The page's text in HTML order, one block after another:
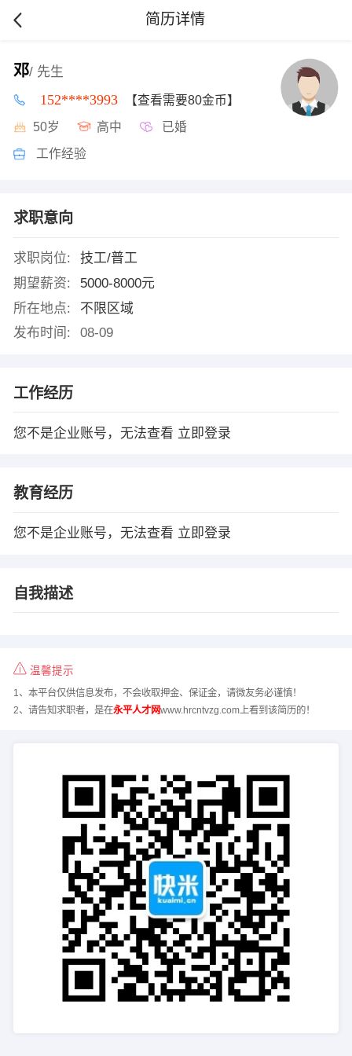
简历详情
邓/ 先生
152****3993 【查看需要80金币】
50岁 高中 已婚
工作经验
求职意向
求职岗位:
技工/普工
期望薪资:
5000-8000元
所在地点:
不限区域
发布时间:
08-09
工作经历
您不是企业账号，无法查看 立即登录
教育经历
您不是企业账号，无法查看 立即登录
自我描述
温馨提示
1、本平台仅供信息发布，不会收取押金、保证金，请微友务必谨慎！
2、请告知求职者，是在永平人才网www.hrcntvzg.com上看到该简历的！